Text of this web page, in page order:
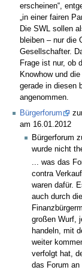
erscheinen“,
„in einer fairen
Die SWL sollen
bleiben – nur die
Gesellschafter.
Frage ist nur, ob
Knowhow und
gerade in diesen
angenommen.
Bürgerforum
am 16.01.2012
Bürgerforum
wurde nicht
... was das
contra
waren dafür.
auch durch
großen Wurf,
handeln, mit
weiter
verfolgt hat,
das Forum an